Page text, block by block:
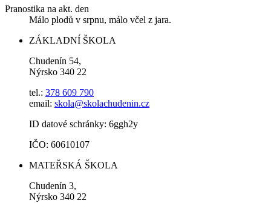
Pranostika na akt. den
Málo plodů v srpnu, málo včel z jara.
ZÁKLADNÍ ŠKOLA
Chudenín 54,
Nýrsko 340 22
tel.: 378 609 790
email: skola@skolachudenin.cz
ID datové schránky: 6ggh2y
IČO: 60610107
MATEŘSKÁ ŠKOLA
Chudenín 3,
Nýrsko 340 22